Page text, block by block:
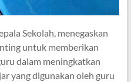
Sekolah, menegaskan
untuk memberikan
dalam meningkatkan
yang digunakan oleh guru